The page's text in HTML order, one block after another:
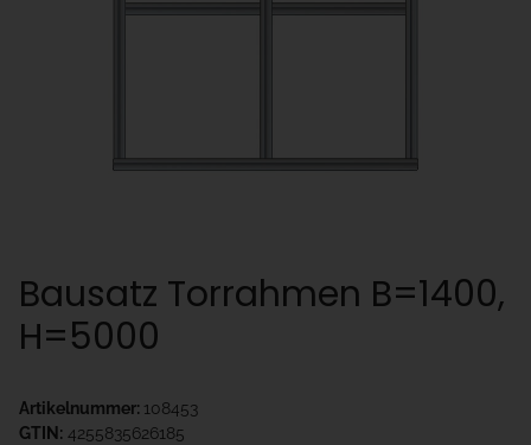
Bausatz Torrahmen B=1400,
H=5000
Artikelnummer: 108453
GTIN: 4255835626185